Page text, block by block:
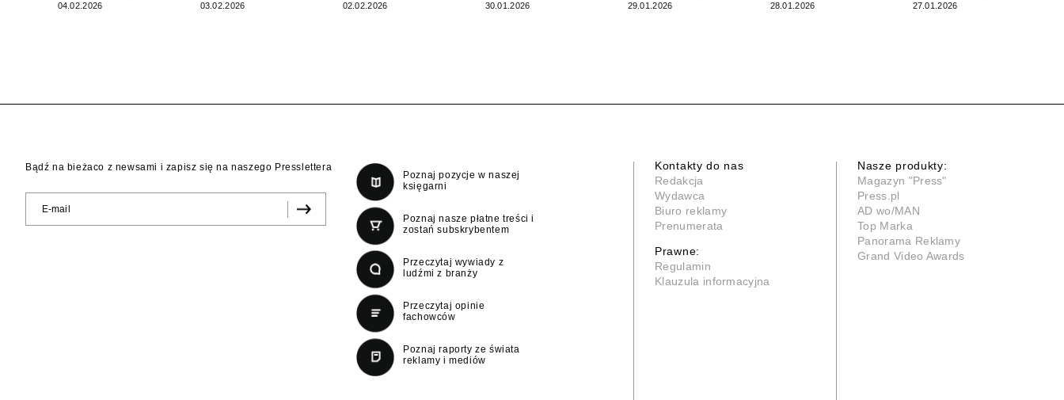
04.02.2026 03.02.2026 02.02.2026 30.01.2026 29.01.2026 28.01.2026 27.01.2026
Bądź na bieżaco z newsami i zapisz się na naszego Presslettera
Poznaj pozycje w naszej
księgarni
Poznaj nasze płatne treści i
zostań subskrybentem
Przeczytaj wywiady z
ludźmi z branży
Przeczytaj opinie
fachowców
Poznaj raporty ze świata
reklamy i mediów
Kontakty do nas
Redakcja
Wydawca
Biuro reklamy
Prenumerata
Prawne:
Regulamin
Klauzula informacyjna
Nasze produkty:
Magazyn "Press"
Press.pl
AD wo/MAN
Top Marka
Panorama Reklamy
Grand Video Awards